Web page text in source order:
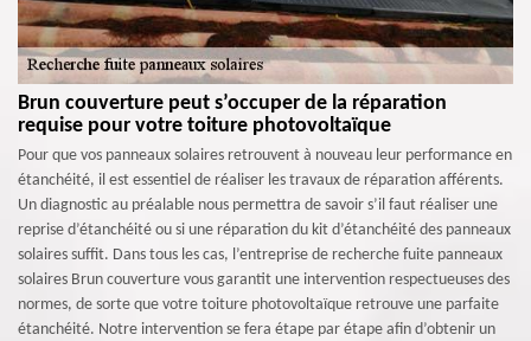
Brun couverture peut s’occuper de la réparation
requise pour votre toiture photovoltaïque
Pour que vos panneaux solaires retrouvent à nouveau leur performance en
étanchéité, il est essentiel de réaliser les travaux de réparation afférents.
Un diagnostic au préalable nous permettra de savoir s’il faut réaliser une
reprise d’étanchéité ou si une réparation du kit d’étanchéité des panneaux
solaires suffit. Dans tous les cas, l’entreprise de recherche fuite panneaux
solaires Brun couverture vous garantit une intervention respectueuses des
normes, de sorte que votre toiture photovoltaïque retrouve une parfaite
étanchéité. Notre intervention se fera étape par étape afin d’obtenir un